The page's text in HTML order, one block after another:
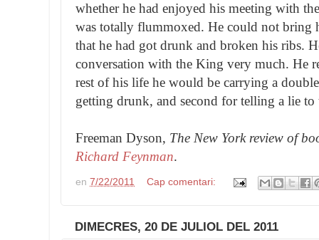
whether he had enjoyed his meeting with
was totally flummoxed. He could not bring
that he had got drunk and broken his ribs.
conversation with the King very much. He
rest of his life he would be carrying a
getting drunk, and second for telling a lie
Freeman Dyson, The New York review of
Richard Feynman.
en 7/22/2011 Cap comentari:
DIMECRES, 20 DE JULIOL DEL 2011